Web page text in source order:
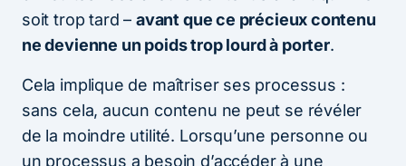
soit trop tard – avant que ce précieux contenu
ne devienne un poids trop lourd à porter.
Cela implique de maîtriser ses processus :
sans cela, aucun contenu ne peut se révéler
de la moindre utilité. Lorsqu’une personne ou
un processus a besoin d’accéder à une